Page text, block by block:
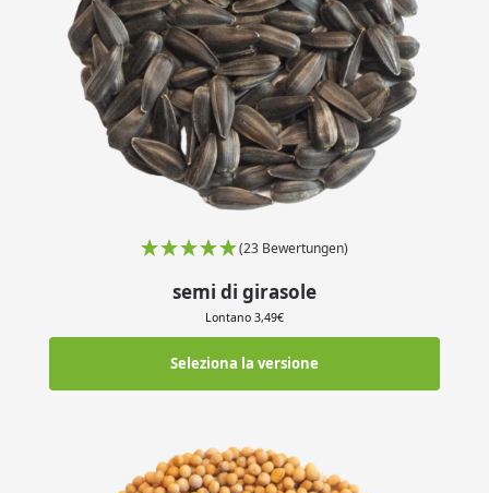
(23 Bewertungen)
semi di girasole
Lontano 3,49€
Seleziona la versione